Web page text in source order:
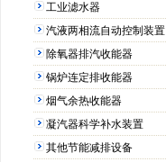
工业滤水器
汽液两相流自动控制装置
除氧器排汽收能器
锅炉连定排收能器
烟气余热收能器
凝汽器科学补水装置
其他节能减排设备